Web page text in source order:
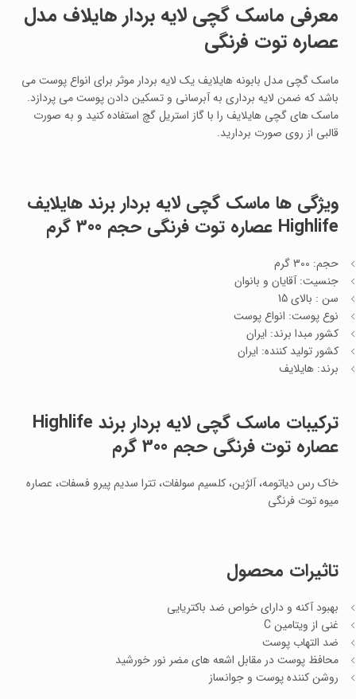
معرفی ماسک گچی لایه بردار هایلاف مدل
عصاره توت فرنگی
ماسک گچی مدل بابونه هایلایف یک لایه بردار موثر برای انواع پوست می
باشد که ضمن لایه برداری به آبرسانی و تسکین دادن پوست می پردازد.
ماسک های گچی هایلایف را با گاز استریل گچ استفاده کنید و به صورت
قالبی از روی صورت بردارید.
ویژگی ها ماسک گچی لایه بردار برند هایلایف
Highlife عصاره توت فرنگی حجم 300 گرم
حجم: 300 گرم
جنسیت: آقایان و بانوان
سن : بالای 15
نوع پوست: انواع پوست
کشور مبدا برند: ایران
کشور تولید کننده: ایران
برند: هایلایف
ترکیبات
ماسک گچی لایه بردار برند Highlife
عصاره توت فرنگی حجم 300 گرم
خاک رس دیاتومه، آلژین، کلسیم سولفات، تترا سدیم پیرو فسفات، عصاره
میوه توت فرنگی
تاثیرات محصول
بهبود آکنه و دارای خواص ضد باکتریایی
غنی از ویتامین C
ضد التهاب پوست
محافظ پوست در مقابل اشعه های مضر نور خورشید
روشن کننده پوست و جوانساز